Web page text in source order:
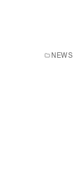
NEWS